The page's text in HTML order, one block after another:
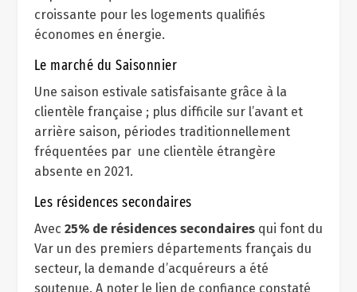
croissante pour les logements qualifiés
économes en énergie.
Le marché du Saisonnier
Une saison estivale satisfaisante grâce à la
clientèle française ; plus difficile sur l’avant et
arrière saison, périodes traditionnellement
fréquentées par une clientèle étrangère
absente en 2021.
Les résidences secondaires
Avec 25% de résidences secondairesqui font du
Var un des premiers départements français du
secteur, la demande d’acquéreurs a été
soutenue. A noter le lien de confiance constaté